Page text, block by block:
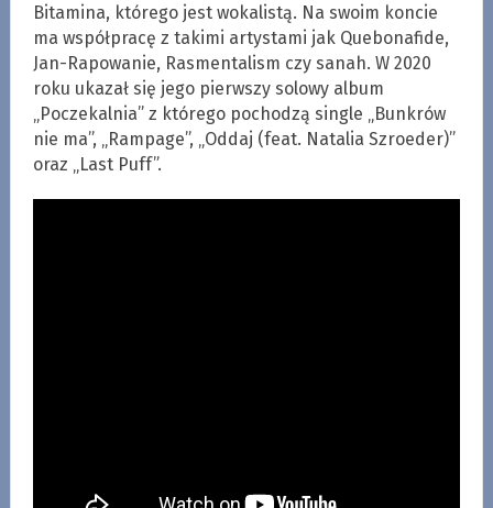
Bitamina, którego jest wokalistą. Na swoim koncie
ma współpracę z takimi artystami jak Quebonafide,
Jan-Rapowanie, Rasmentalism czy sanah. W 2020
roku ukazał się jego pierwszy solowy album
„Poczekalnia” z którego pochodzą single „Bunkrów
nie ma”, „Rampage”, „Oddaj (feat. Natalia Szroeder)”
oraz „Last Puff”.